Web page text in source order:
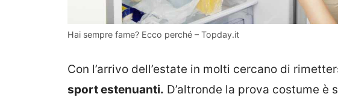
Hai sempre fame? Ecco perché – Topday.it
Con l’arrivo dell’estate in molti cercano di
sport estenuanti. D’altronde la prova costume è